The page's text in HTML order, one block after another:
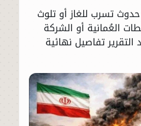
حدوث تسرب للغاز أو تلوث
العُمانية أو الشركة
تفاصيل نهائية